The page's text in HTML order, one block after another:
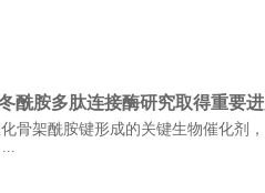
酰胺多肽连接酶研究取得重要
化骨架酰胺键形成的关键生物催化剂